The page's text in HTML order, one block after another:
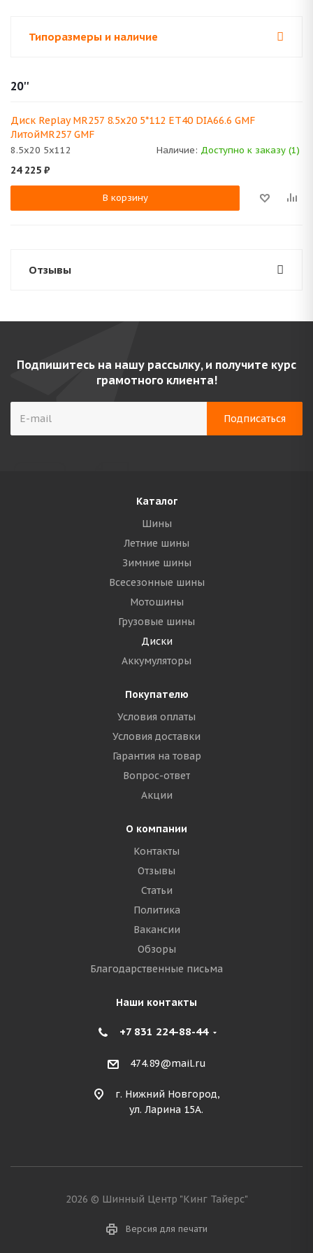
Типоразмеры и наличие
20''
Диск Replay MR257 8.5x20 5*112 ET40 DIA66.6 GMF
ЛитойMR257 GMF
8.5x20 5x112 Наличие: Доступно к заказу (1)
24 225 ₽
В корзину
Отзывы
Подпишитесь на нашу рассылку, и получите курс
грамотного клиента!
Каталог
Шины
Летние шины
Зимние шины
Всесезонные шины
Мотошины
Грузовые шины
Диски
Аккумуляторы
Покупателю
Условия оплаты
Условия доставки
Гарантия на товар
Вопрос-ответ
Акции
О компании
Контакты
Отзывы
Статьи
Политика
Вакансии
Обзоры
Благодарственные письма
Наши контакты
+7 831 224-88-44
474.89@mail.ru
г. Нижний Новгород,
ул. Ларина 15А.
2026 © Шинный Центр "Кинг Тайерс"
Версия для печати